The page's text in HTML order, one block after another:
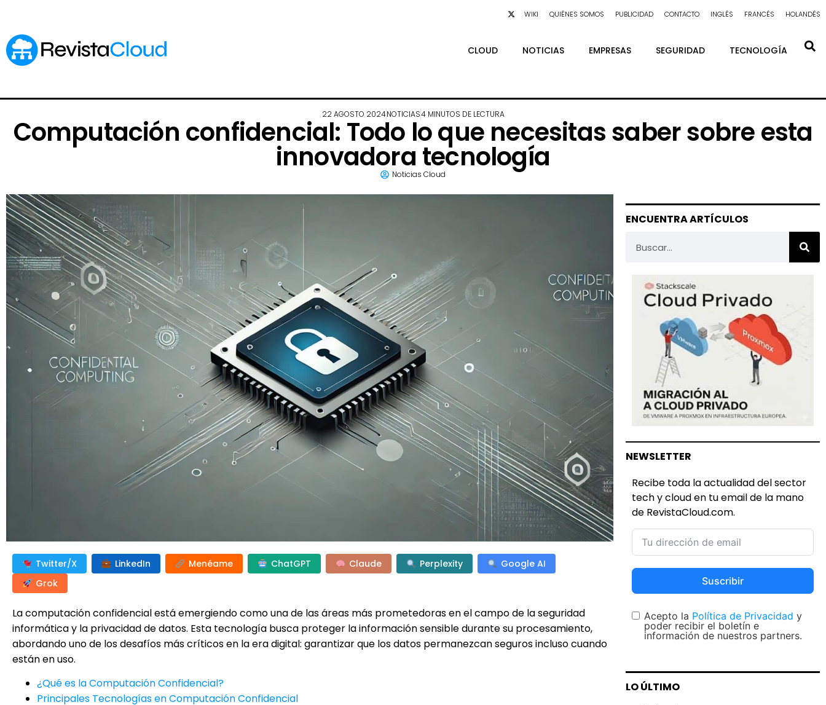
WIKI QUIÉNES SOMOS PUBLICIDAD CONTACTO INGLÉS FRANCÉS HOLANDÉS
CLOUD NOTICIAS EMPRESAS SEGURIDAD TECNOLOGÍA
22 AGOSTO 2024NOTICIAS4 MINUTOS DE LECTURA
Computación confidencial: Todo lo que necesitas saber sobre esta
innovadora tecnología
Noticias Cloud
Twitter/X LinkedIn Menéame ChatGPT Claude Perplexity
Google AI
Grok
La computación confidencial está emergiendo como una de las áreas más prometedoras en el campo de la seguridad
informática y la privacidad de datos. Esta tecnología busca proteger la información sensible durante su procesamiento,
abordando uno de los desafíos más críticos en la era digital: garantizar que los datos permanezcan seguros incluso cuando
están en uso.
¿Qué es la Computación Confidencial?
Principales Tecnologías en Computación Confidencial
ENCUENTRA ARTÍCULOS
NEWSLETTER
Recibe toda la actualidad del sector
tech y cloud en tu email de la mano
de RevistaCloud.com.
Suscribir
Acepto la Política de Privacidad y
poder recibir el boletín e
información de nuestros partners.
LO ÚLTIMO